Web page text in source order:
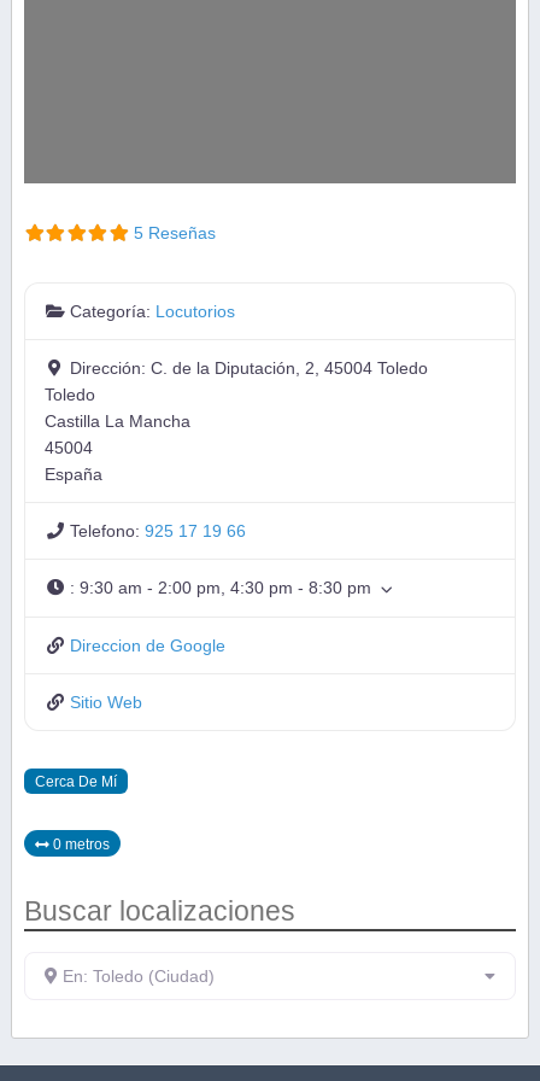
5 Reseñas
Categoría: Locutorios
Dirección:C. de la Diputación, 2, 45004 Toledo
Toledo
Castilla La Mancha
45004
España
Telefono:925 17 19 66
:9:30 am - 2:00 pm, 4:30 pm - 8:30 pm
Direccion de Google
Sitio Web
Cerca De Mí
0 metros
Buscar localizaciones
En: Toledo (Ciudad)